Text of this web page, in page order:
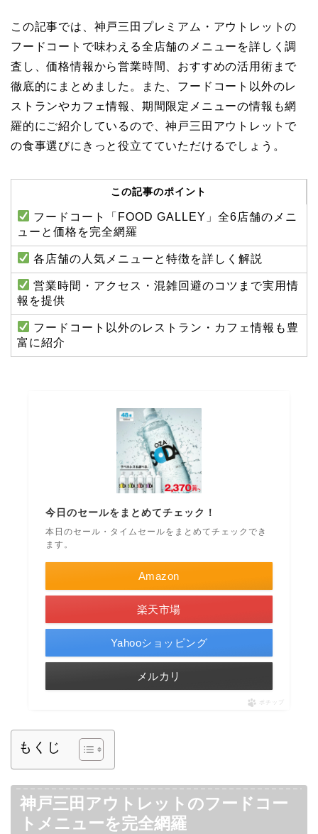
この記事では、神戸三田プレミアム・アウトレットの
フードコートで味わえる全店舗のメニューを詳しく調
査し、価格情報から営業時間、おすすめの活用術まで
徹底的にまとめました。また、フードコート以外のレ
ストランやカフェ情報、期間限定メニューの情報も網
羅的にご紹介しているので、神戸三田アウトレットで
の食事選びにきっと役立てていただけるでしょう。
この記事のポイント
フードコート「FOOD GALLEY」全6店舗のメニ
ューと価格を完全網羅
各店舗の人気メニューと特徴を詳しく解説
営業時間・アクセス・混雑回避のコツまで実用情
報を提供
フードコート以外のレストラン・カフェ情報も豊
富に紹介
今日のセールをまとめてチェック！
本日のセール・タイムセールをまとめてチェックでき
ます。
Amazon
楽天市場
Yahooショッピング
メルカリ
ポチップ
もくじ
神戸三田アウトレットのフードコー
トメニューを完全網羅